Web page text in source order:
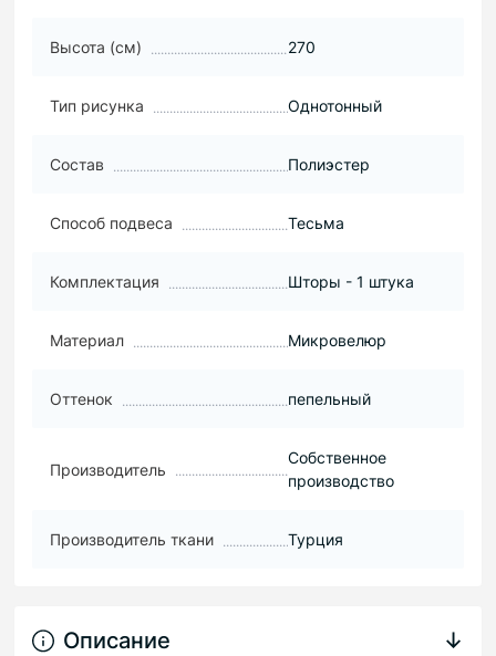
Высота (см) 270
Тип рисунка Однотонный
Состав Полиэстер
Способ подвеса Тесьма
Комплектация Шторы - 1 штука
Материал Микровелюр
Оттенок пепельный
Производитель
Собственное
производство
Производитель ткани Турция
Описание ↓